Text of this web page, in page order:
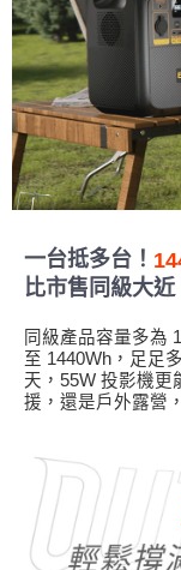
一台抵多台！
比市售同級大近
同級產品容量多為
至 1440Wh，足足
天，55W 投影機更
援，還是戶外露營